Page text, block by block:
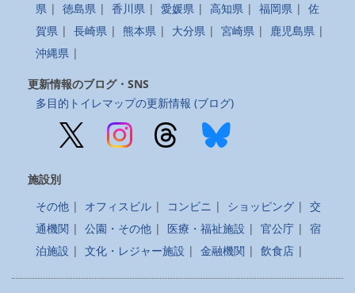
県 | 徳島県 | 香川県 | 愛媛県 | 高知県 | 福岡県 | 佐
賀県 | 長崎県 | 熊本県 | 大分県 | 宮崎県 | 鹿児島県 |
沖縄県 |
更新情報のブログ・SNS
多目的トイレマップの更新情報 (ブログ)
施設別
その他 | オフィスビル | コンビニ | ショッピング | 交
通機関 | 公園・その他 | 医療・福祉施設 | 官公庁 | 宿
泊施設 | 文化・レジャー施設 | 金融機関 | 飲食店 |